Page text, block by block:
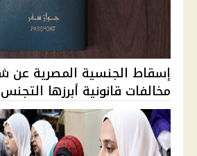
مخالفات قانونية أبرزها